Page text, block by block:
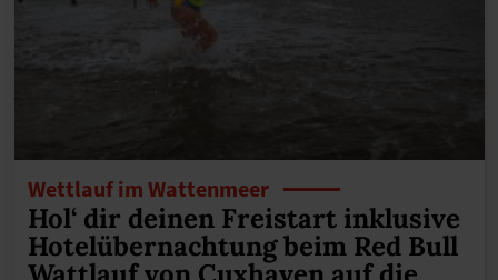
Wettlauf im Wattenmeer
Hol‘ dir deinen Freistart inklusive
Hotelübernachtung beim Red Bull